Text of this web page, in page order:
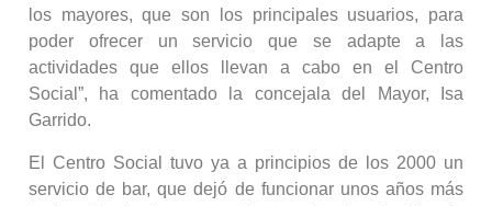
los mayores, que son los principales usuarios, para
poder ofrecer un servicio que se adapte a las
actividades que ellos llevan a cabo en el Centro
Social”, ha comentado la concejala del Mayor, Isa
Garrido.
El Centro Social tuvo ya a principios de los 2000 un
servicio de bar, que dejó de funcionar unos años más